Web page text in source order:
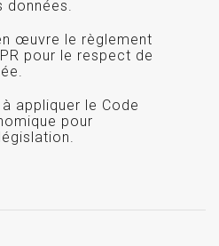
œuvre le règlement
pour le respect de
appliquer le Code
pour